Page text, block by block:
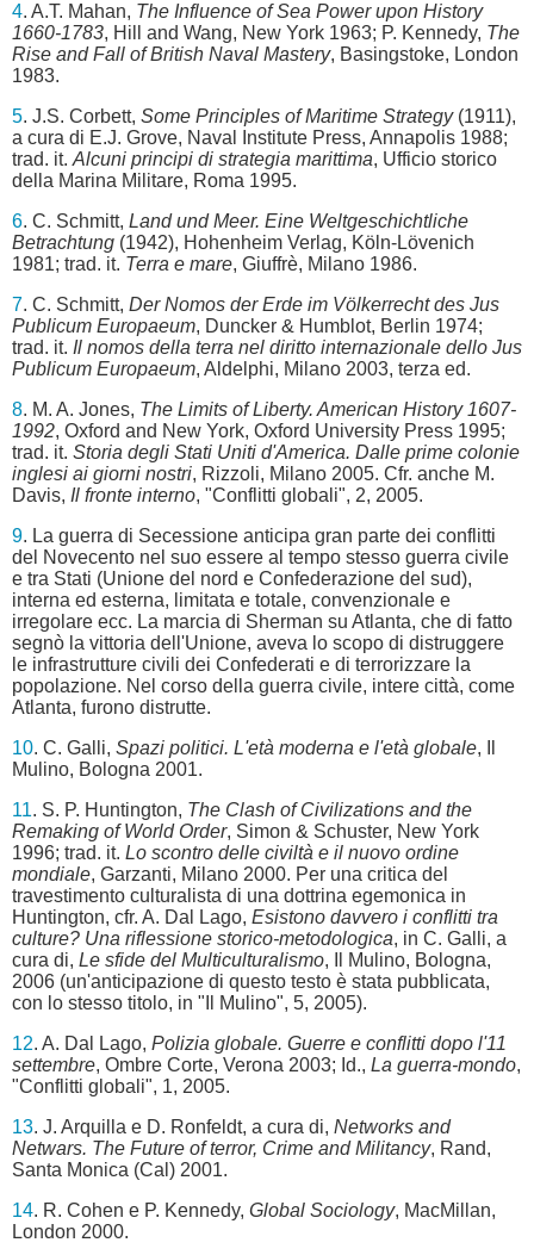
4. A.T. Mahan, The Influence of Sea Power upon History
1660-1783, Hill and Wang, New York 1963; P. Kennedy, The
Rise and Fall of British Naval Mastery, Basingstoke, London
1983.
5. J.S. Corbett, Some Principles of Maritime Strategy(1911),
a cura di E.J. Grove, Naval Institute Press, Annapolis 1988;
trad. it.Alcuni principi di strategia marittima, Ufficio storico
della Marina Militare, Roma 1995.
6. C. Schmitt, Land und Meer. Eine Weltgeschichtliche
Betrachtung (1942), Hohenheim Verlag, Köln-Lövenich
1981; trad. it. Terra e mare, Giuffrè, Milano 1986.
7. C. Schmitt, Der Nomos der Erde im Völkerrecht des Jus
Publicum Europaeum, Duncker & Humblot, Berlin 1974;
trad. it. Il nomos della terra nel diritto internazionale dello Jus
Publicum Europaeum, Aldelphi, Milano 2003, terza ed.
8. M. A. Jones, The Limits of Liberty. American History 1607-
1992, Oxford and New York, Oxford University Press 1995;
trad. it. Storia degli Stati Uniti d'America. Dalle prime colonie
inglesi ai giorni nostri, Rizzoli, Milano 2005. Cfr. anche M.
Davis, Il fronte interno, "Conflitti globali", 2, 2005.
9. La guerra di Secessione anticipa gran parte dei conflitti
del Novecento nel suo essere al tempo stesso guerra civile
e tra Stati (Unione del nord e Confederazione del sud),
interna ed esterna, limitata e totale, convenzionale e
irregolare ecc. La marcia di Sherman su Atlanta, che di fatto
segnò la vittoria dell'Unione, aveva lo scopo di distruggere
le infrastrutture civili dei Confederati e di terrorizzare la
popolazione. Nel corso della guerra civile, intere città, come
Atlanta, furono distrutte.
10. C. Galli, Spazi politici. L'età moderna e l'età globale, Il
Mulino, Bologna 2001.
11. S. P. Huntington, The Clash of Civilizations and the
Remaking of World Order, Simon & Schuster, New York
1996; trad. it. Lo scontro delle civiltà e il nuovo ordine
mondiale, Garzanti, Milano 2000. Per una critica del
travestimento culturalista di una dottrina egemonica in
Huntington, cfr. A. Dal Lago, Esistono davvero i conflitti tra
culture? Una riflessione storico-metodologica, in C. Galli, a
cura di, Le sfide del Multiculturalismo, Il Mulino, Bologna,
2006 (un'anticipazione di questo testo è stata pubblicata,
con lo stesso titolo, in "Il Mulino", 5, 2005).
12. A. Dal Lago, Polizia globale. Guerre e conflitti dopo l'11
settembre, Ombre Corte, Verona 2003; Id., La guerra-mondo,
"Conflitti globali", 1, 2005.
13. J. Arquilla e D. Ronfeldt, a cura di, Networks and
Netwars. The Future of terror, Crime and Militancy, Rand,
Santa Monica (Cal) 2001.
14. R. Cohen e P. Kennedy, Global Sociology, MacMillan,
London 2000.